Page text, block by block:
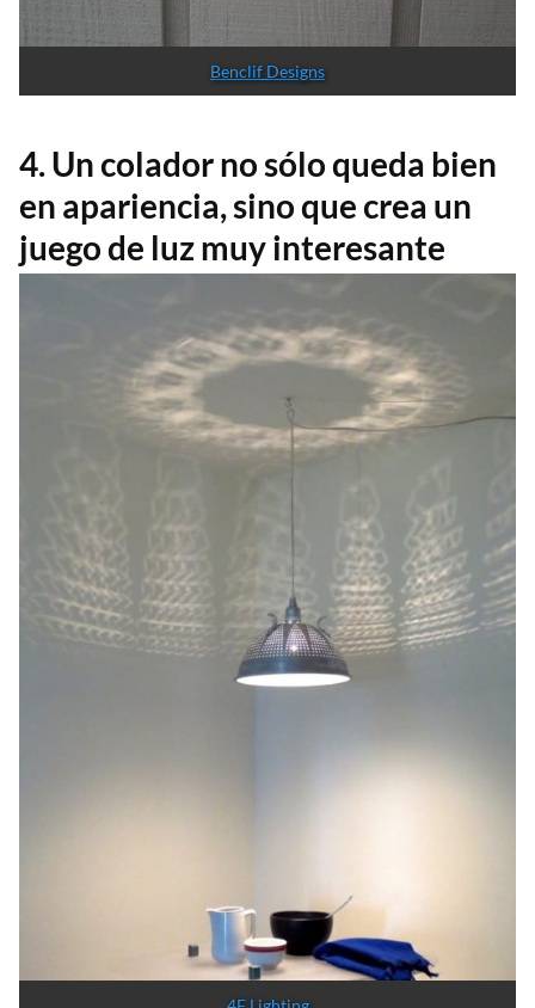
Benclif Designs
4. Un colador no sólo queda bien
en apariencia, sino que crea un
juego de luz muy interesante